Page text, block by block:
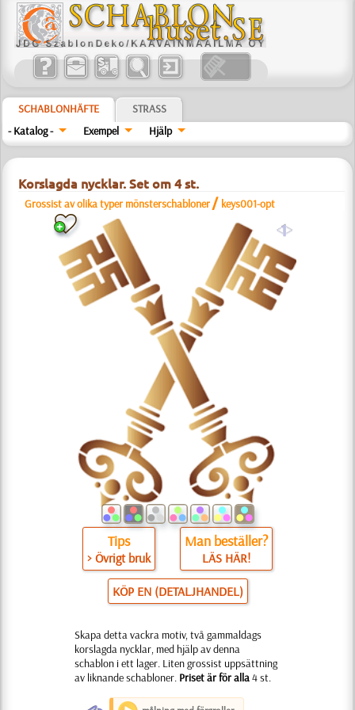
SCHABLONHÄFTE
STRASS
- Katalog -
Exempel Hjälp
Korslagda nycklar. Set om 4 st.
Grossist av olika typer mönsterschabloner / keys001-opt
a
Tips
> Övrigt bruk
Man beställer?
LÄS HÄR!
KÖP EN (DETALJHANDEL)
Skapa detta vackra motiv, två gammaldags
korslagda nycklar, med hjälp av denna
schablon i ett lager. Liten grossist uppsättning
av liknande schabloner. Priset är för alla4 st.